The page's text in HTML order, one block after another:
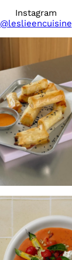
Instagram
@leslieencuisine